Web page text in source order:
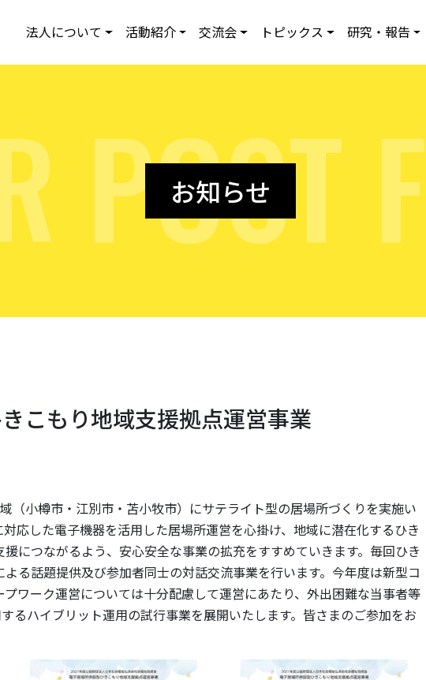
法人について 活動紹介 交流会 トピックス 研究・報告
POST F
お知らせ
こもり地域支援拠点運営事業
（小樽市・江別市・苫小牧市）にサテライト型の居場所づくりを実施い
応した電子機器を活用した居場所運営を心掛け、地域に潜在化するひき
につながるよう、安心安全な事業の拡充をすすめていきます。毎回ひき
る話題提供及び参加者同士の対話交流事業を行います。今年度は新型コ
ワーク運営については十分配慮して運営にあたり、外出困難な当事者等
るハイブリット運用の試行事業を展開いたします。皆さまのご参加をお